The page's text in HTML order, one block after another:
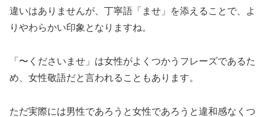
違いはありませんが、丁寧語「ませ」を添えることで、よ
りやわらかい印象となりますね。
「〜くださいませ」は女性がよくつかうフレーズであるた
め、女性敬語だと言われることもあります。
ただ実際には男性であろうと女性であろうと違和感なくつ